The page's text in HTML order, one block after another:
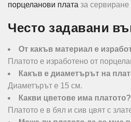
порцеланови плата за
Често задавани
От какъв материал е
Платото е изработено от
Какъв е диаметърът на
Диаметърът е 15 см.
Какви цветове има платото?
Платото е в бял и сив цвят с